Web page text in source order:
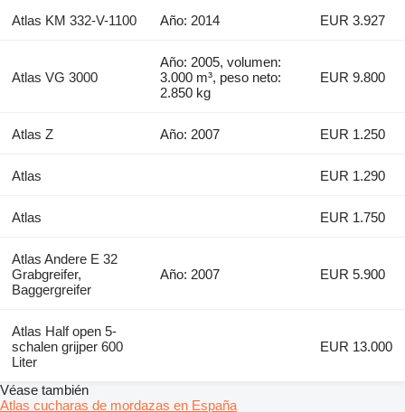
Atlas KM 332-V-1100 Año: 2014 EUR 3.927
Atlas VG 3000
Año: 2005, volumen:
3.000 m³, peso neto:
2.850 kg
EUR 9.800
Atlas Z Año: 2007 EUR 1.250
Atlas EUR 1.290
Atlas EUR 1.750
Atlas Andere E 32
Grabgreifer,
Baggergreifer
Año: 2007 EUR 5.900
Atlas Half open 5-
schalen grijper 600
Liter
EUR 13.000
Véase también
Atlas cucharas de mordazas en España